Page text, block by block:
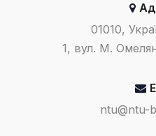
01010,
1, вул. М.
ntu@ntu-